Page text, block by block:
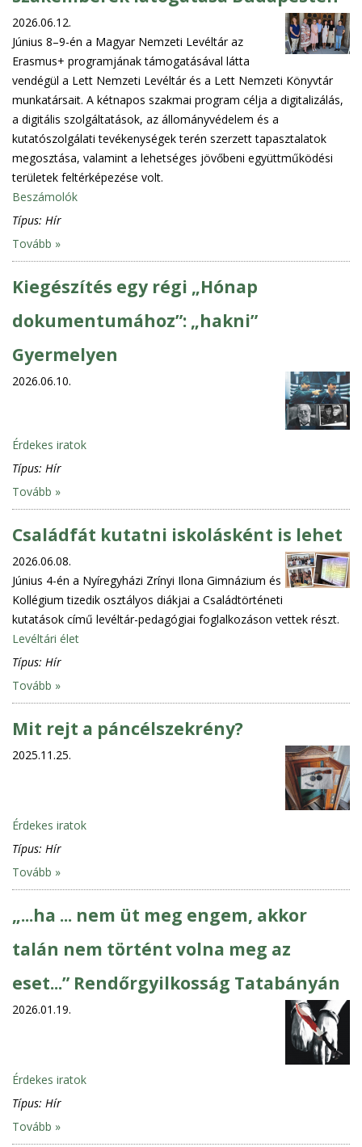
2026.06.12.
Június 8–9-én a Magyar Nemzeti Levéltár az
Erasmus+ programjának támogatásával látta
vendégül a Lett Nemzeti Levéltár és a Lett Nemzeti Könyvtár
munkatársait. A kétnapos szakmai program célja a digitalizálás,
a digitális szolgáltatások, az állományvédelem és a
kutatószolgálati tevékenységek terén szerzett tapasztalatok
megosztása, valamint a lehetséges jövőbeni együttműködési
területek feltérképezése volt.
Beszámolók
Típus: Hír
Tovább »
Kiegészítés egy régi „Hónap
dokumentumához”: „hakni”
Gyermelyen
2026.06.10.
Érdekes iratok
Típus: Hír
Tovább »
Családfát kutatni iskolásként is lehet
2026.06.08.
Június 4-én a Nyíregyházi Zrínyi Ilona Gimnázium és
Kollégium tizedik osztályos diákjai a Családtörténeti
kutatások című levéltár-pedagógiai foglalkozáson vettek részt.
Levéltári élet
Típus: Hír
Tovább »
Mit rejt a páncélszekrény?
2025.11.25.
Érdekes iratok
Típus: Hír
Tovább »
„...ha ... nem üt meg engem, akkor
talán nem történt volna meg az
eset...” Rendőrgyilkosság Tatabányán
2026.01.19.
Érdekes iratok
Típus: Hír
Tovább »